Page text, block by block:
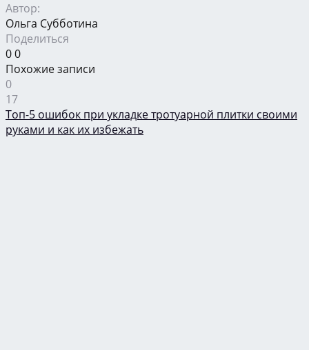
Автор:
Ольга Субботина
Поделиться
00
Похожие записи
0
17
Топ-5 ошибок при укладке тротуарной плитки своими
руками и как их избежать